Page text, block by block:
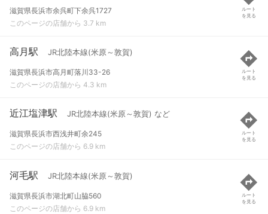
滋賀県長浜市余呉町下余呉1727
このページの店舗から 3.7 km
ルート
を見る
高月駅 JR北陸本線(米原～敦賀)
滋賀県長浜市高月町落川33-26
このページの店舗から 4.3 km
ルート
を見る
近江塩津駅 JR北陸本線(米原～敦賀) など
滋賀県長浜市西浅井町余245
このページの店舗から 6.9 km
ルート
を見る
河毛駅 JR北陸本線(米原～敦賀)
滋賀県長浜市湖北町山脇560
このページの店舗から 6.9 km
ルート
を見る